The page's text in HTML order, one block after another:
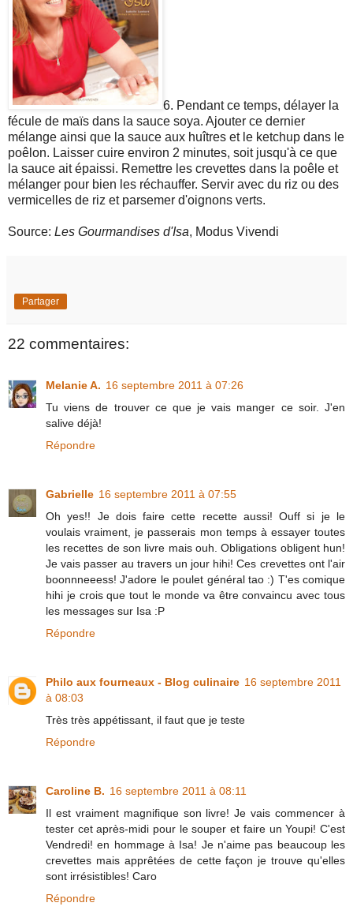
6. Pendant ce temps, délayer la
fécule de maïs dans la sauce soya. Ajouter ce dernier
mélange ainsi que la sauce aux huîtres et le ketchup dans le
poêlon. Laisser cuire environ 2 minutes, soit jusqu'à ce que
la sauce ait épaissi. Remettre les crevettes dans la poêle et
mélanger pour bien les réchauffer. Servir avec du riz ou des
vermicelles de riz et parsemer d'oignons verts.
Source: Les Gourmandises d'Isa, Modus Vivendi
Partager
22 commentaires:
Melanie A. 16 septembre 2011 à 07:26
Tu viens de trouver ce que je vais manger ce soir. J'en
salive déjà!
Répondre
Gabrielle 16 septembre 2011 à 07:55
Oh yes!! Je dois faire cette recette aussi! Ouff si je le
voulais vraiment, je passerais mon temps à essayer toutes
les recettes de son livre mais ouh. Obligations obligent hun!
Je vais passer au travers un jour hihi! Ces crevettes ont l'air
boonnneeess! J'adore le poulet général tao :) T'es comique
hihi je crois que tout le monde va être convaincu avec tous
les messages sur Isa :P
Répondre
Philo aux fourneaux - Blog culinaire 16 septembre 2011
à 08:03
Très très appétissant, il faut que je teste
Répondre
Caroline B. 16 septembre 2011 à 08:11
Il est vraiment magnifique son livre! Je vais commencer à
tester cet après-midi pour le souper et faire un Youpi! C'est
Vendredi! en hommage à Isa! Je n'aime pas beaucoup les
crevettes mais apprêtées de cette façon je trouve qu'elles
sont irrésistibles! Caro
Répondre